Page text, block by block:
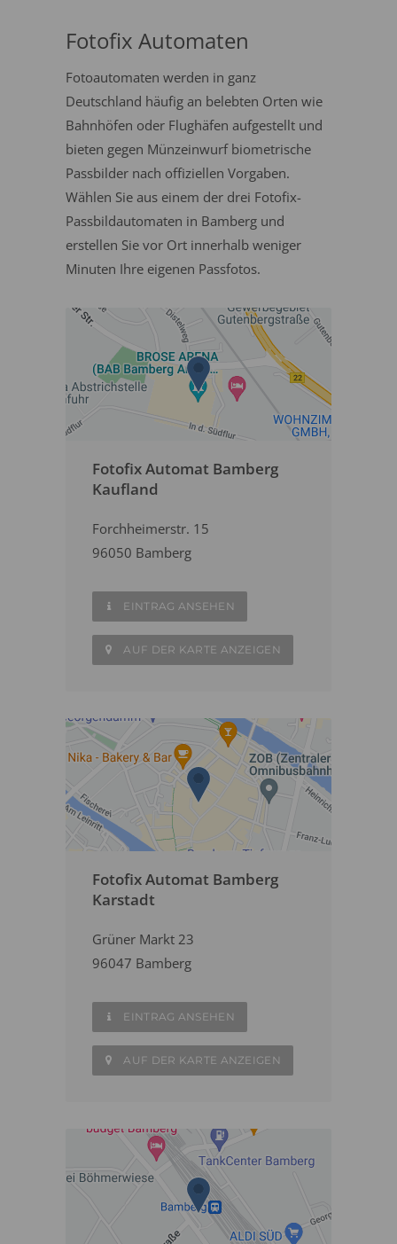
Fotofix Automaten
Fotoautomaten werden in ganz
Deutschland häufig an belebten Orten wie
Bahnhöfen oder Flughäfen aufgestellt und
bieten gegen Münzeinwurf biometrische
Passbilder nach offiziellen Vorgaben.
Wählen Sie aus einem der drei Fotofix-
Passbildautomaten in Bamberg und
erstellen Sie vor Ort innerhalb weniger
Minuten Ihre eigenen Passfotos.
Fotofix Automat Bamberg
Kaufland
Forchheimerstr. 15
96050 Bamberg
EINTRAG ANSEHEN
AUF DER KARTE ANZEIGEN
Fotofix Automat Bamberg
Karstadt
Grüner Markt 23
96047 Bamberg
EINTRAG ANSEHEN
AUF DER KARTE ANZEIGEN